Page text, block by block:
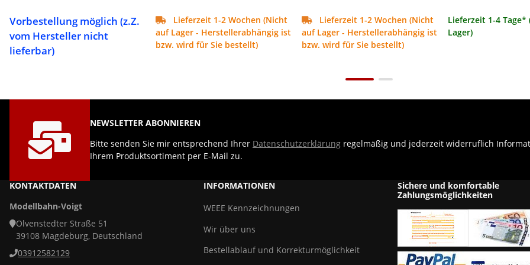
Vorbestellung möglich (z.Z.
vom Hersteller nicht
lieferbar)
Lieferzeit 1-2 Wochen (Nicht
auf Lager - Herstellerabhängig ist
bzw. wird für Sie bestellt)
Lieferzeit 1-2 Wochen (Nicht
auf Lager - Herstellerabhängig ist
bzw. wird für Sie bestellt)
Lieferzeit 1-4
Lager)
KONTAKTDATEN
Modellbahn-Voigt
Olvenstedter Straße 51
39108 Magdeburg, Deutschland
03912582129
INFORMATIONEN
WEEE Kennzeichnungen
Wir über uns
Bestellablauf und Korrekturmöglichkeit
Sichere und komfortable
Zahlungsmöglichkeiten
NEWSLETTER ABONNIEREN
Bitte senden Sie mir entsprechend Ihrer Datenschutzerklärung regelmäßig und jederzeit widerruflich
Ihrem Produktsortiment per E-Mail zu.